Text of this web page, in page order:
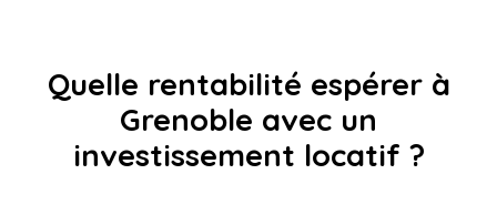
Quelle rentabilité espérer à
Grenoble avec un
investissement locatif ?